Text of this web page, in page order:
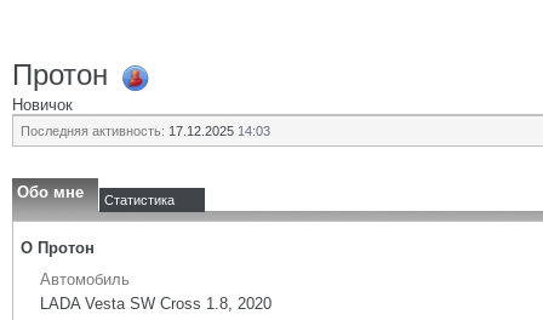
Протон
Новичок
Последняя активность: 17.12.2025 14:03
Обо мне Статистика
О Протон
Автомобиль
LADA Vesta SW Cross 1.8, 2020